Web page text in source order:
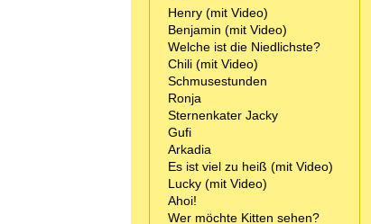
Henry (mit Video)
Benjamin (mit Video)
Welche ist die Niedlichste?
Chili (mit Video)
Schmusestunden
Ronja
Sternenkater Jacky
Gufi
Arkadia
Es ist viel zu heiß (mit Video)
Lucky (mit Video)
Ahoi!
Wer möchte Kitten sehen?